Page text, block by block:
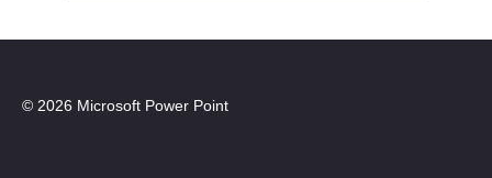
© 2026 Microsoft Power Point